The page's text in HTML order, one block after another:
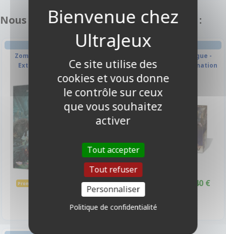
Nous vous recommandons également :
Zombicide : Black Plague -
Extension Wulfsburg
Promo -10% 49,40 €
Zombicide : Black Plague -
Zombie Bosses - Abomination
Pack
-10%
Promo -10% 31,40 €
Ce site utilise des
cookies et vous donne
le contrôle sur ceux
que vous souhaitez
activer
Tout accepter
Tout refuser
Personnaliser
Politique de confidentialité